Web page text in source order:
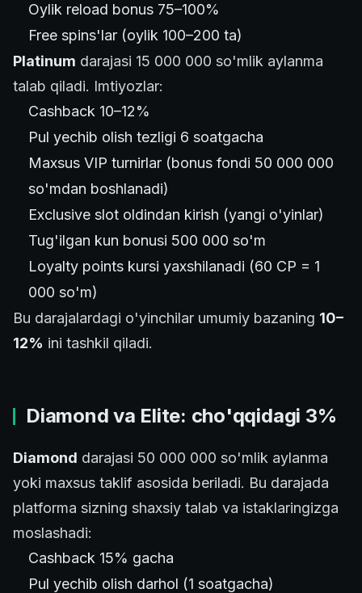
Oylik reload bonus 75–100%
Free spins'lar (oylik 100–200 ta)
Platinum darajasi 15 000 000 so'mlik aylanma
talab qiladi. Imtiyozlar:
Cashback 10–12%
Pul yechib olish tezligi 6 soatgacha
Maxsus VIP turnirlar (bonus fondi 50 000 000
so'mdan boshlanadi)
Exclusive slot oldindan kirish (yangi o'yinlar)
Tug'ilgan kun bonusi 500 000 so'm
Loyalty points kursi yaxshilanadi (60 CP = 1
000 so'm)
Bu darajalardagi o'yinchilar umumiy bazaning 10–
12% ini tashkil qiladi.
Diamond va Elite: cho'qqidagi 3%
Diamond darajasi 50 000 000 so'mlik aylanma
yoki maxsus taklif asosida beriladi. Bu darajada
platforma sizning shaxsiy talab va istaklaringizga
moslashadi:
Cashback 15% gacha
Pul yechib olish darhol (1 soatgacha)